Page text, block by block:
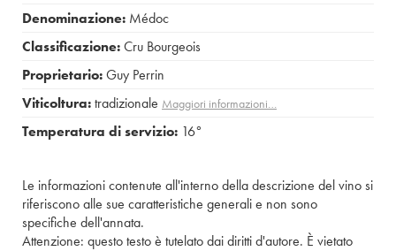
Denominazione: Médoc
Classificazione:Cru Bourgeois
Proprietario:Guy Perrin
Viticoltura:tradizionale Maggiori informazioni…
Temperatura di servizio: 16°
Le informazioni contenute all'interno della descrizione del vino si
riferiscono alle sue caratteristiche generali e non sono
specifiche dell'annata.
Attenzione: questo testo è tutelato dai diritti d'autore. È vietato